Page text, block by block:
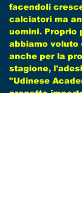
facendoli
calciatori ma
uomini. Proprio
abbiamo voluto
anche per la
stagione,
"Udinese
progetto